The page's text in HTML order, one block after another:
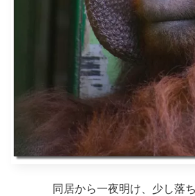
同居から一夜明け、少し落